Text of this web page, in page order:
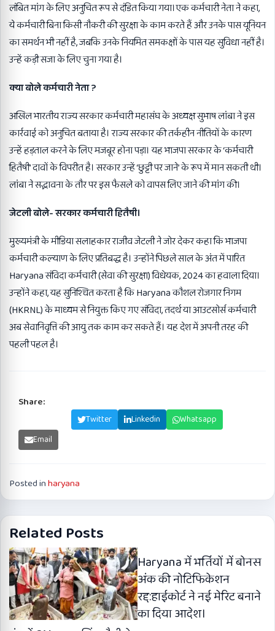
लंबित मांग के लिए अनुचित रूप से दंडित किया गया।एक कर्मचारी नेता ने कहा,
ये कर्मचारी बिना किसी नौकरी की सुरक्षा के काम करते हैं और उनके पास यूनियन
का समर्थन भी नहीं है, जबकि उनके नियमित समकक्षों के पास यह सुविधा नहीं है।
उन्हें कड़ी सजा के लिए चुना गया है।
क्या बोले कर्मचारी नेता ?
अखिल भारतीय राज्य सरकार कर्मचारी महासंघ के अध्यक्ष सुभाष लांबा ने इस
कार्रवाई को अनुचित बताया है। राज्य सरकार की तर्कहीन नीतियों के कारण
उन्हें हड़ताल करने के लिए मजबूर होना पड़ा। यह भाजपा सरकार के ‘कर्मचारी
हितैषी’ दावों के विपरीत है। सरकार उन्हें ‘छुट्टी पर जाने’ के रूप में मान सकती थी।
लांबा ने सद्भावना के तौर पर इस फैसले को वापस लिए जाने की मांग की।
जेटली बोले- सरकार कर्मचारी हितैषी।
मुख्यमंत्री के मीडिया सलाहकार राजीव जेटली ने जोर देकर कहा कि भाजपा
कर्मचारी कल्याण के लिए प्रतिबद्ध है। उन्होंने पिछले साल के अंत में पारित
Haryana संविदा कर्मचारी (सेवा की सुरक्षा) विधेयक, 2024 का हवाला दिया।
उन्होंने कहा, यह सुनिश्चित करता है कि Haryana कौशल रोजगार निगम
(HKRNL) के माध्यम से नियुक्त किए गए संविदा, तदर्थ या आउटसोर्स कर्मचारी
अब सेवानिवृत्ति की आयु तक काम कर सकते हैं। यह देश में अपनी तरह की
पहली पहल है।
Share:
Twitter Linkedin
Whatsapp
Email
Posted inharyana
Related Posts
Haryana में भर्तियों में बोनस
अंक की नोटिफिकेशन
रद्द:हाईकोर्ट ने नई मेरिट बनाने
का दिया आदेश।